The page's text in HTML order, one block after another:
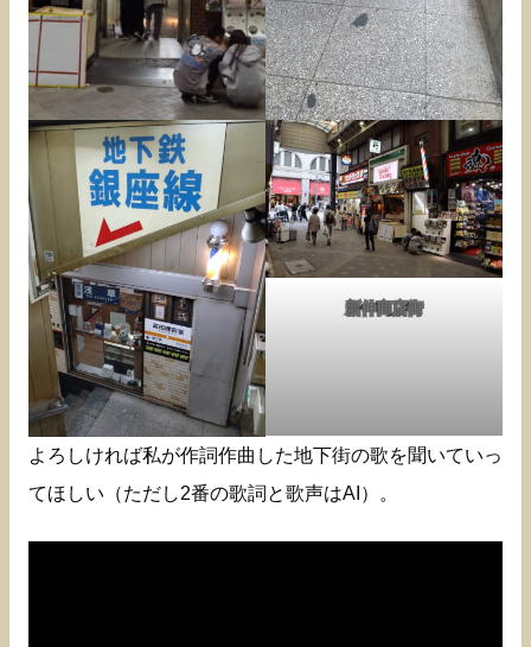
新仲商店街
よろしければ私が作詞作曲した地下街の歌を聞いていっ
てほしい（ただし2番の歌詞と歌声はAI）。